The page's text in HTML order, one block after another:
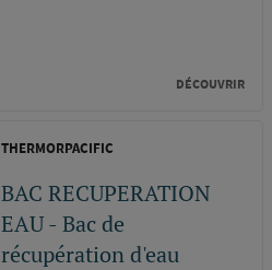
DÉCOUVRIR
THERMORPACIFIC
BAC RECUPERATION
EAU - Bac de
récupération d'eau